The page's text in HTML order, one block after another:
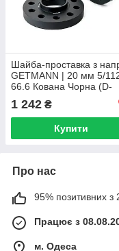
Шайба-проставка з
GETMANN | 20 мм 5/
66.6 Кована Чорна (D-
1 242 ₴
Купити
Про нас
95% позитивних з
Працює з
м. Одеса